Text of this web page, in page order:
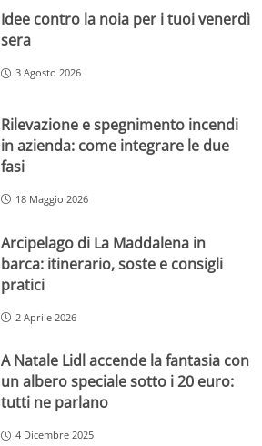
Idee contro la noia per i tuoi venerdì
sera
3 Agosto 2026
Rilevazione e spegnimento incendi
in azienda: come integrare le due
fasi
18 Maggio 2026
Arcipelago di La Maddalena in
barca: itinerario, soste e consigli
pratici
2 Aprile 2026
A Natale Lidl accende la fantasia con
un albero speciale sotto i 20 euro:
tutti ne parlano
4 Dicembre 2025